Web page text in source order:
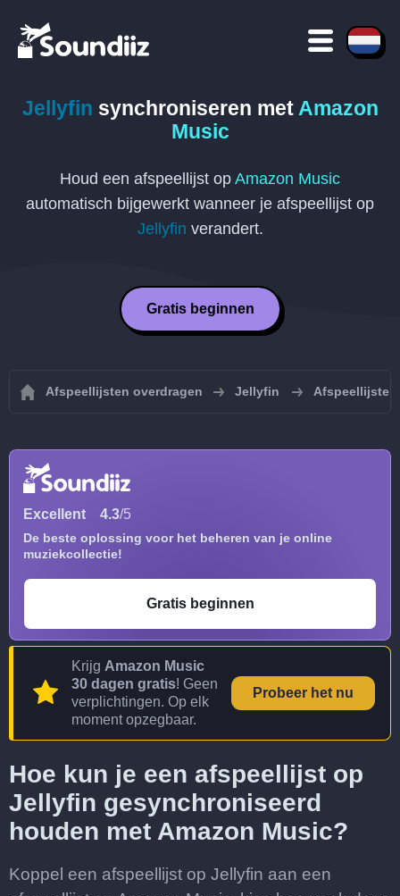
Jellyfin synchroniseren met Amazon
Music
Houd een afspeellijst op Amazon Music
automatisch bijgewerkt wanneer je afspeellijst op
Jellyfin verandert.
Gratis beginnen
Afspeellijsten overdragen Jellyfin
Excellent 4.3/5
De beste oplossing voor het beheren van je online
muziekcollectie!
Gratis beginnen
Krijg Amazon Music
30 dagen gratis! Geen
verplichtingen. Op elk
moment opzegbaar.
Probeer het nu
Hoe kun je een afspeellijst op
Jellyfin gesynchroniseerd
houden met Amazon Music?
Koppel een afspeellijst op Jellyfin aan een